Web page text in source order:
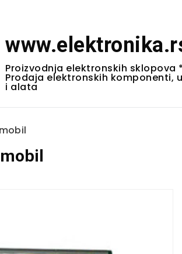
Proizvodnja elektronskih sklopova
Prodaja elektronskih komponenti,
i alata